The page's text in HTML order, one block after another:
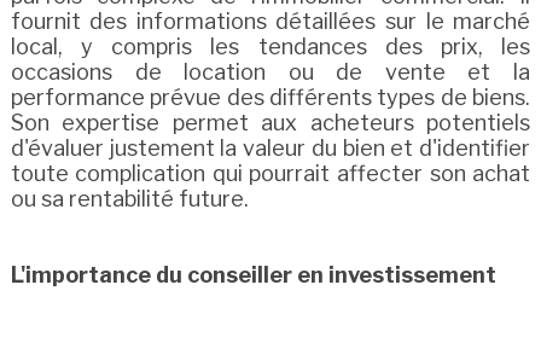
fournit des informations détaillées sur le marché
local, y compris les tendances des prix, les
occasions de location ou de vente et la
performance prévue des différents types de biens.
Son expertise permet aux acheteurs potentiels
d'évaluer justement la valeur du bien et d'identifier
toute complication qui pourrait affecter son achat
ou sa rentabilité future.
L'importance du conseiller en investissement